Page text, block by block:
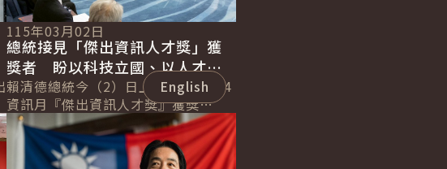
115年03月02日
總統接見「傑出資訊人才獎」獲
獎者 盼以科技立國、以人才強
國 讓世界看見臺灣科技實力與
價值
賴清德總統今（2）日上午接見「114
資訊月『傑出資訊人才獎』獲獎
者」，肯定得獎人的努力和付出，讓
臺灣在全球數位轉型浪潮中不斷累積
實力，穩健前...
詳細內容
English